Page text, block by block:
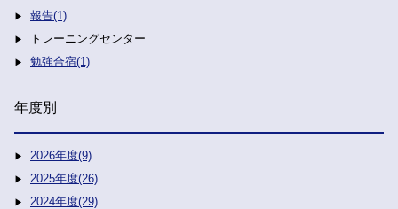
報告(1)
トレーニングセンター
勉強合宿(1)
年度別
2026年度(9)
2025年度(26)
2024年度(29)